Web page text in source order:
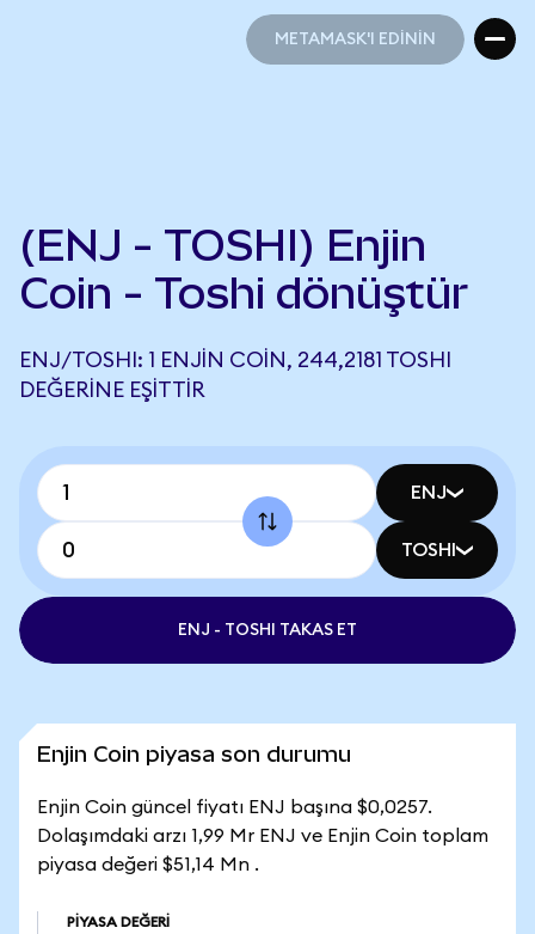
METAMASK'I EDİNİN
(ENJ - TOSHI) Enjin
Coin - Toshi dönüştür
ENJ/TOSHI: 1 ENJIN COIN, 244,2181 TOSHI
DEĞERINE EŞITTIR
ENJ
TOSHI
ENJ - TOSHI TAKAS ET
Enjin Coin piyasa son durumu
Enjin Coin güncel fiyatı ENJ başına $0,0257.
Dolaşımdaki arzı 1,99 Mr ENJ ve Enjin Coin toplam
piyasa değeri $51,14 Mn .
PIYASA DEĞERI